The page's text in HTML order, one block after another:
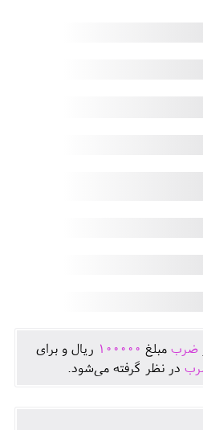
ضرب مبلغ 100000 ريال و برای
در نظر گرفته می‌شود.